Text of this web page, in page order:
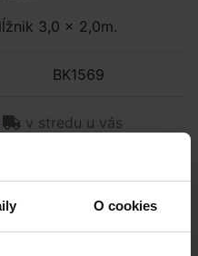
O cookies
3,0 x 2,0m.
BK1569
v stredu u vás
Do košíka